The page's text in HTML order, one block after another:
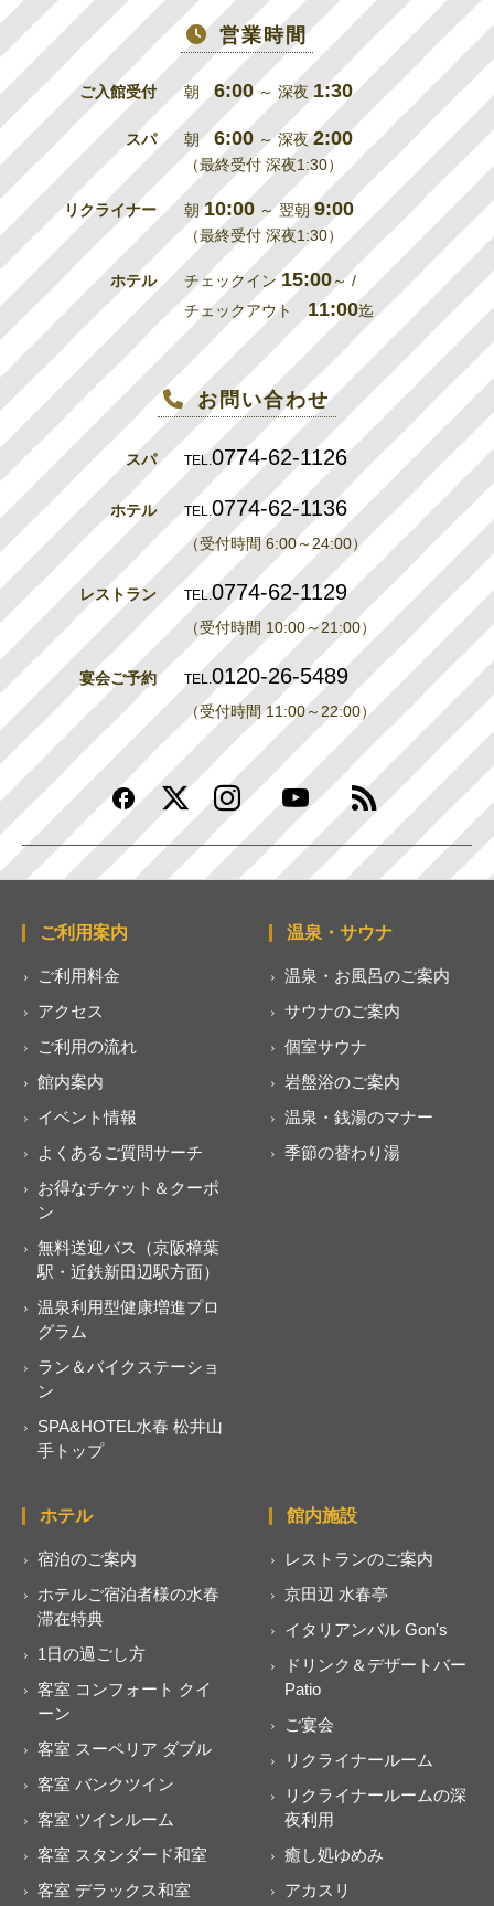
営業時間
ご入館受付 朝 6:00～ 深夜 1:30
スパ 朝6:00 ～ 深夜2:00
（最終受付 深夜1:30）
リクライナー 朝10:00 ～ 翌朝9:00
（最終受付 深夜1:30）
ホテル チェックイン 15:00～ /
チェックアウト 11:00迄
お問い合わせ
スパ TEL.0774-62-1126
ホテル TEL.0774-62-1136
（受付時間 6:00～24:00）
レストラン TEL.0774-62-1129
（受付時間 10:00～21:00）
宴会ご予約 TEL.0120-26-5489
（受付時間 11:00～22:00）
ご利用案内
ご利用料金
アクセス
ご利用の流れ
館内案内
イベント情報
よくあるご質問サーチ
お得なチケット＆クーポ
ン
無料送迎バス（京阪樟葉
駅・近鉄新田辺駅方面）
温泉利用型健康増進プロ
グラム
ラン＆バイクステーショ
ン
SPA&HOTEL水春 松井山
手トップ
温泉・サウナ
温泉・お風呂のご案内
サウナのご案内
個室サウナ
岩盤浴のご案内
温泉・銭湯のマナー
季節の替わり湯
ホテル
宿泊のご案内
ホテルご宿泊者様の水春
滞在特典
1日の過ごし方
客室 コンフォート クイ
ーン
客室 スーペリア ダブル
客室 バンクツイン
客室 ツインルーム
客室 スタンダード和室
客室 デラックス和室
館内施設
レストランのご案内
京田辺 水春亭
イタリアンバル Gon's
ドリンク＆デザートバー
Patio
ご宴会
リクライナールーム
リクライナールームの深
夜利用
癒し処ゆめみ
アカスリ